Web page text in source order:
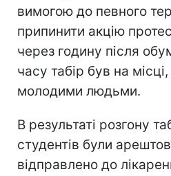
вимогою до певного
припинити акцію
через годину після
часу табір був на
молодими людьми.
В результаті розгону
студентів були
відправлено до